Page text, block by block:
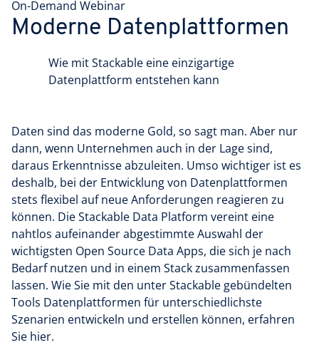
On-Demand Webinar
Moderne Datenplattformen
Wie mit Stackable eine einzigartige
Datenplattform entstehen kann
Daten sind das moderne Gold, so sagt man. Aber nur
dann, wenn Unternehmen auch in der Lage sind,
daraus Erkenntnisse abzuleiten. Umso wichtiger ist es
deshalb, bei der Entwicklung von Datenplattformen
stets flexibel auf neue Anforderungen reagieren zu
können. Die Stackable Data Platform vereint eine
nahtlos aufeinander abgestimmte Auswahl der
wichtigsten Open Source Data Apps, die sich je nach
Bedarf nutzen und in einem Stack zusammenfassen
lassen. Wie Sie mit den unter Stackable gebündelten
Tools Datenplattformen für unterschiedlichste
Szenarien entwickeln und erstellen können, erfahren
Sie hier.